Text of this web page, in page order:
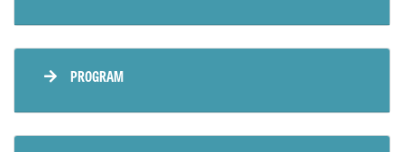
PROGRAM